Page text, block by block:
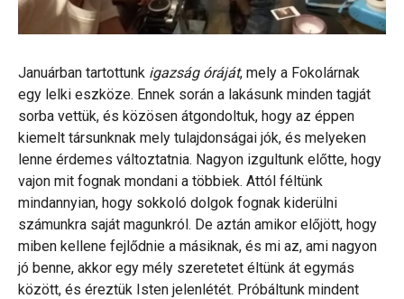
Januárban tartottunk igazság óráját, mely a Fokolárnak
egy lelki eszköze. Ennek során a lakásunk minden tagját
sorba vettük, és közösen átgondoltuk, hogy az éppen
kiemelt társunknak mely tulajdonságai jók, és melyeken
lenne érdemes változtatnia. Nagyon izgultunk előtte, hogy
vajon mit fognak mondani a többiek. Attól féltünk
mindannyian, hogy sokkoló dolgok fognak kiderülni
számunkra saját magunkról. De aztán amikor előjött, hogy
miben kellene fejlődnie a másiknak, és mi az, ami nagyon
jó benne, akkor egy mély szeretetet éltünk át egymás
között, és éreztük Isten jelenlétét. Próbáltunk mindent